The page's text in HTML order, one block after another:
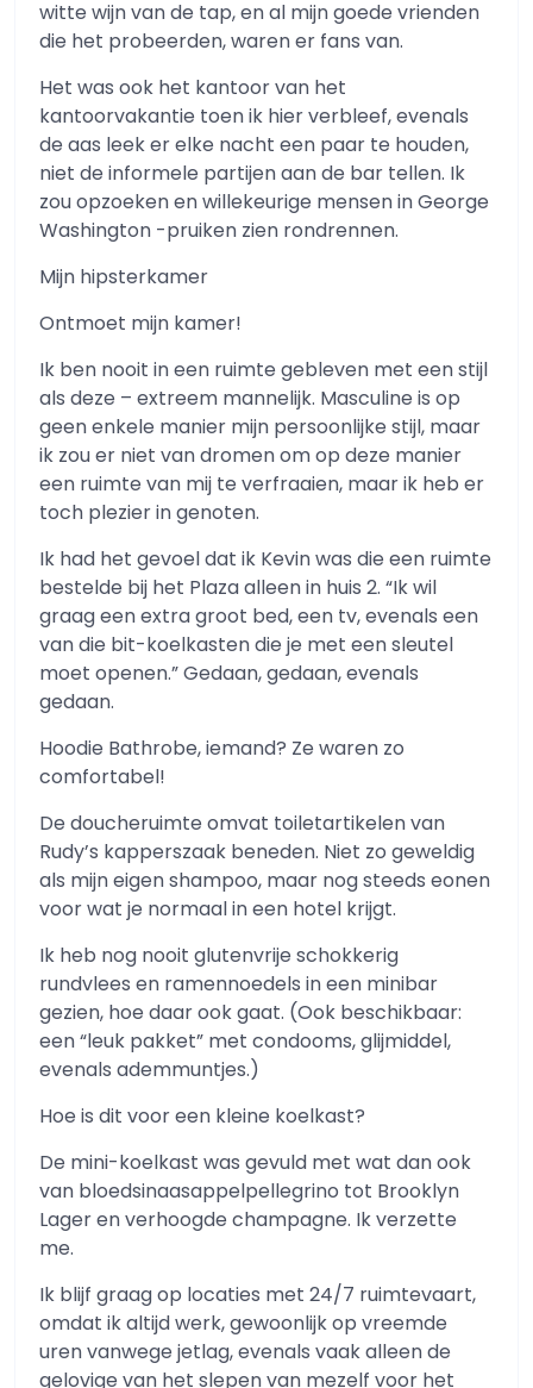
witte wijn van de tap, en al mijn goede vrienden
die het probeerden, waren er fans van.
Het was ook het kantoor van het
kantoorvakantie toen ik hier verbleef, evenals
de aas leek er elke nacht een paar te houden,
niet de informele partijen aan de bar tellen. Ik
zou opzoeken en willekeurige mensen in George
Washington -pruiken zien rondrennen.
Mijn hipsterkamer
Ontmoet mijn kamer!
Ik ben nooit in een ruimte gebleven met een stijl
als deze – extreem mannelijk. Masculine is op
geen enkele manier mijn persoonlijke stijl, maar
ik zou er niet van dromen om op deze manier
een ruimte van mij te verfraaien, maar ik heb er
toch plezier in genoten.
Ik had het gevoel dat ik Kevin was die een ruimte
bestelde bij het Plaza alleen in huis 2. “Ik wil
graag een extra groot bed, een tv, evenals een
van die bit-koelkasten die je met een sleutel
moet openen.” Gedaan, gedaan, evenals
gedaan.
Hoodie Bathrobe, iemand? Ze waren zo
comfortabel!
De doucheruimte omvat toiletartikelen van
Rudy’s kapperszaak beneden. Niet zo geweldig
als mijn eigen shampoo, maar nog steeds eonen
voor wat je normaal in een hotel krijgt.
Ik heb nog nooit glutenvrije schokkerig
rundvlees en ramennoedels in een minibar
gezien, hoe daar ook gaat. (Ook beschikbaar:
een “leuk pakket” met condooms, glijmiddel,
evenals ademmuntjes.)
Hoe is dit voor een kleine koelkast?
De mini-koelkast was gevuld met wat dan ook
van bloedsinaasappelpellegrino tot Brooklyn
Lager en verhoogde champagne. Ik verzette
me.
Ik blijf graag op locaties met 24/7 ruimtevaart,
omdat ik altijd werk, gewoonlijk op vreemde
uren vanwege jetlag, evenals vaak alleen de
gelovige van het slepen van mezelf voor het